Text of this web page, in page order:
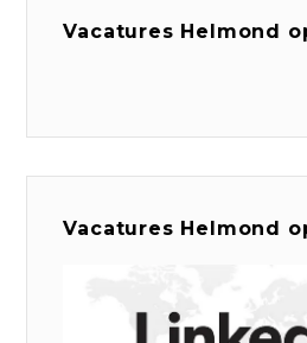
Vacatures Helmond
Vacatures Helmond